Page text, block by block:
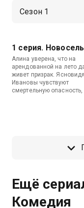
1 серия.
Алина уверена, что на
арендованной на лето
живет призрак.
Ивановы чувствуют
смертельную опасность,
родственники никак не
Ещё
Комедия